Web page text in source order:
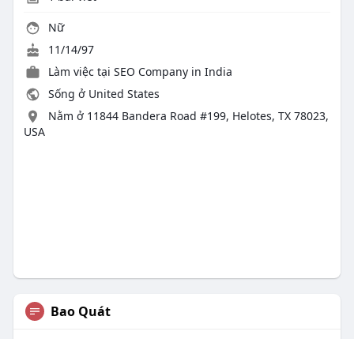
Nữ
11/14/97
Làm việc tại SEO Company in India
Sống ở United States
Nằm ở 11844 Bandera Road #199, Helotes, TX 78023,
USA
Bao Quát